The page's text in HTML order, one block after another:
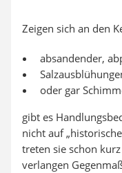
Zeigen sich an den
absandender,
oder gar
gibt es
nicht auf
treten sie schon
verlangen